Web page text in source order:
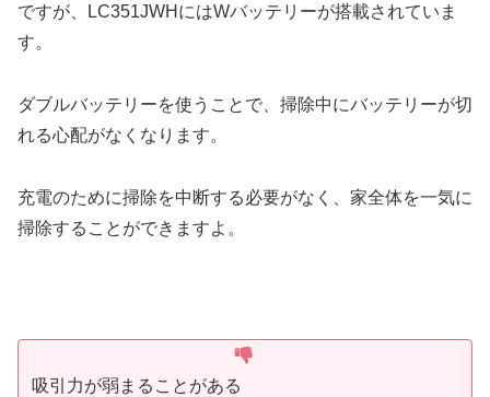
ですが、LC351JWHにはWバッテリーが搭載されていま
す。
ダブルバッテリーを使うことで、掃除中にバッテリーが切
れる心配がなくなります。
充電のために掃除を中断する必要がなく、家全体を一気に
掃除することができますよ。
吸引力が弱まることがある